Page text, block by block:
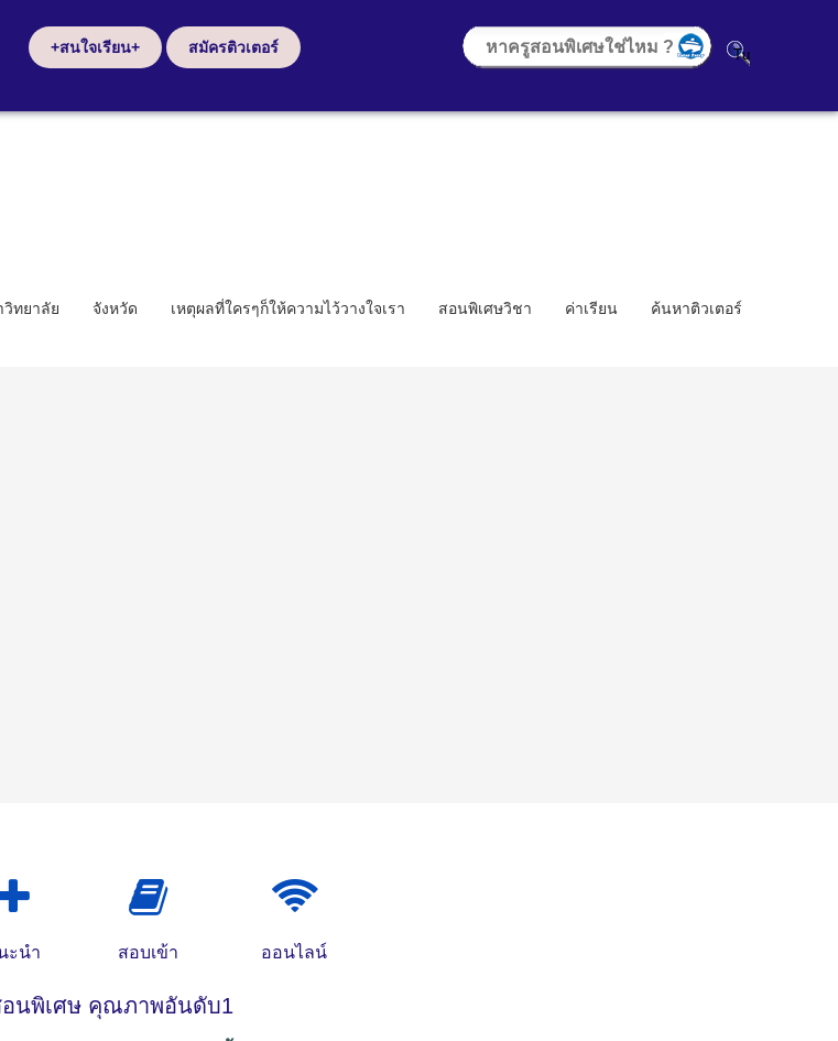
+สนใจเรียน+ สมัครติวเตอร์
วิทยาลัย จังหวัด เหตุผลที่ใครๆก็ให้ความไว้วางใจเรา สอนพิเศษวิชา ค่าเรียน ค้นหาติวเตอร์
ะนำ สอบเข้า ออนไลน์
อนพิเศษ คุณภาพอันดับ1